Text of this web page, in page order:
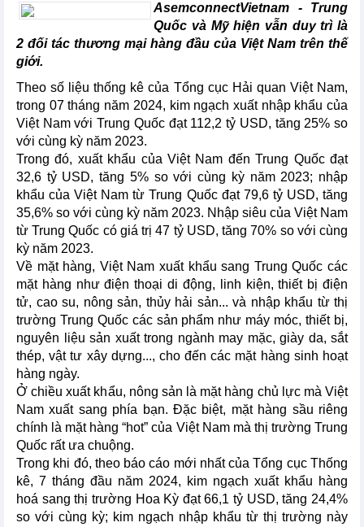
AsemconnectVietnam - Trung
Quốc và Mỹ hiện vẫn duy trì là
2 đối tác thương mại hàng đầu của Việt Nam trên thế
giới.
Theo số liệu thống kê của Tổng cục Hải quan Việt Nam,
trong 07 tháng năm 2024, kim ngạch xuất nhập khẩu của
Việt Nam với Trung Quốc đạt 112,2 tỷ USD, tăng 25% so
với cùng kỳ năm 2023.
Trong đó, xuất khẩu của Việt Nam đến Trung Quốc đạt
32,6 tỷ USD, tăng 5% so với cùng kỳ năm 2023; nhập
khẩu của Việt Nam từ Trung Quốc đạt 79,6 tỷ USD, tăng
35,6% so với cùng kỳ năm 2023. Nhập siêu của Việt Nam
từ Trung Quốc có giá trị 47 tỷ USD, tăng 70% so với cùng
kỳ năm 2023.
Về mặt hàng, Việt Nam xuất khẩu sang Trung Quốc các
mặt hàng như điện thoại di động, linh kiện, thiết bị điện
tử, cao su, nông sản, thủy hải sản... và nhập khẩu từ thị
trường Trung Quốc các sản phẩm như máy móc, thiết bị,
nguyên liệu sản xuất trong ngành may mặc, giày da, sắt
thép, vật tư xây dựng..., cho đến các mặt hàng sinh hoạt
hàng ngày.
Ở chiều xuất khẩu, nông sản là mặt hàng chủ lực mà Việt
Nam xuất sang phía bạn. Đặc biệt, mặt hàng sầu riêng
chính là mặt hàng “hot” của Việt Nam mà thị trường Trung
Quốc rất ưa chuộng.
Trong khi đó, theo báo cáo mới nhất của Tổng cục Thống
kê, 7 tháng đầu năm 2024, kim ngạch xuất khẩu hàng
hoá sang thị trường Hoa Kỳ đạt 66,1 tỷ USD, tăng 24,4%
so với cùng kỳ; kim ngạch nhập khẩu từ thị trường này